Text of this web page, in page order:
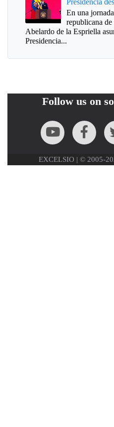
En una
republicana
Abelardo de la Espriella
Presidencia...
Follow us on
EXCELSIO | © 2005-